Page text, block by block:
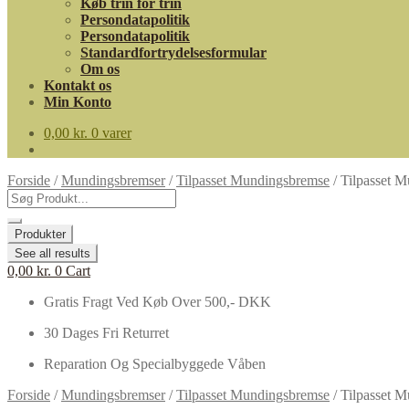
Køb trin for trin
Persondatapolitik
Persondatapolitik
Standardfortrydelsesformular
Om os
Kontakt os
Min Konto
0,00 kr. 0 varer
Forside /Mundingsbremser/Tilpasset Mundingsbremse /Tilpasset
Search
...
Produkter
See all results
0,00 kr. 0 Cart
Gratis Fragt Ved Køb Over 500,- DKK
30 Dages Fri Returret
Reparation Og Specialbyggede Våben
Forside /Mundingsbremser/Tilpasset Mundingsbremse /Tilpasset